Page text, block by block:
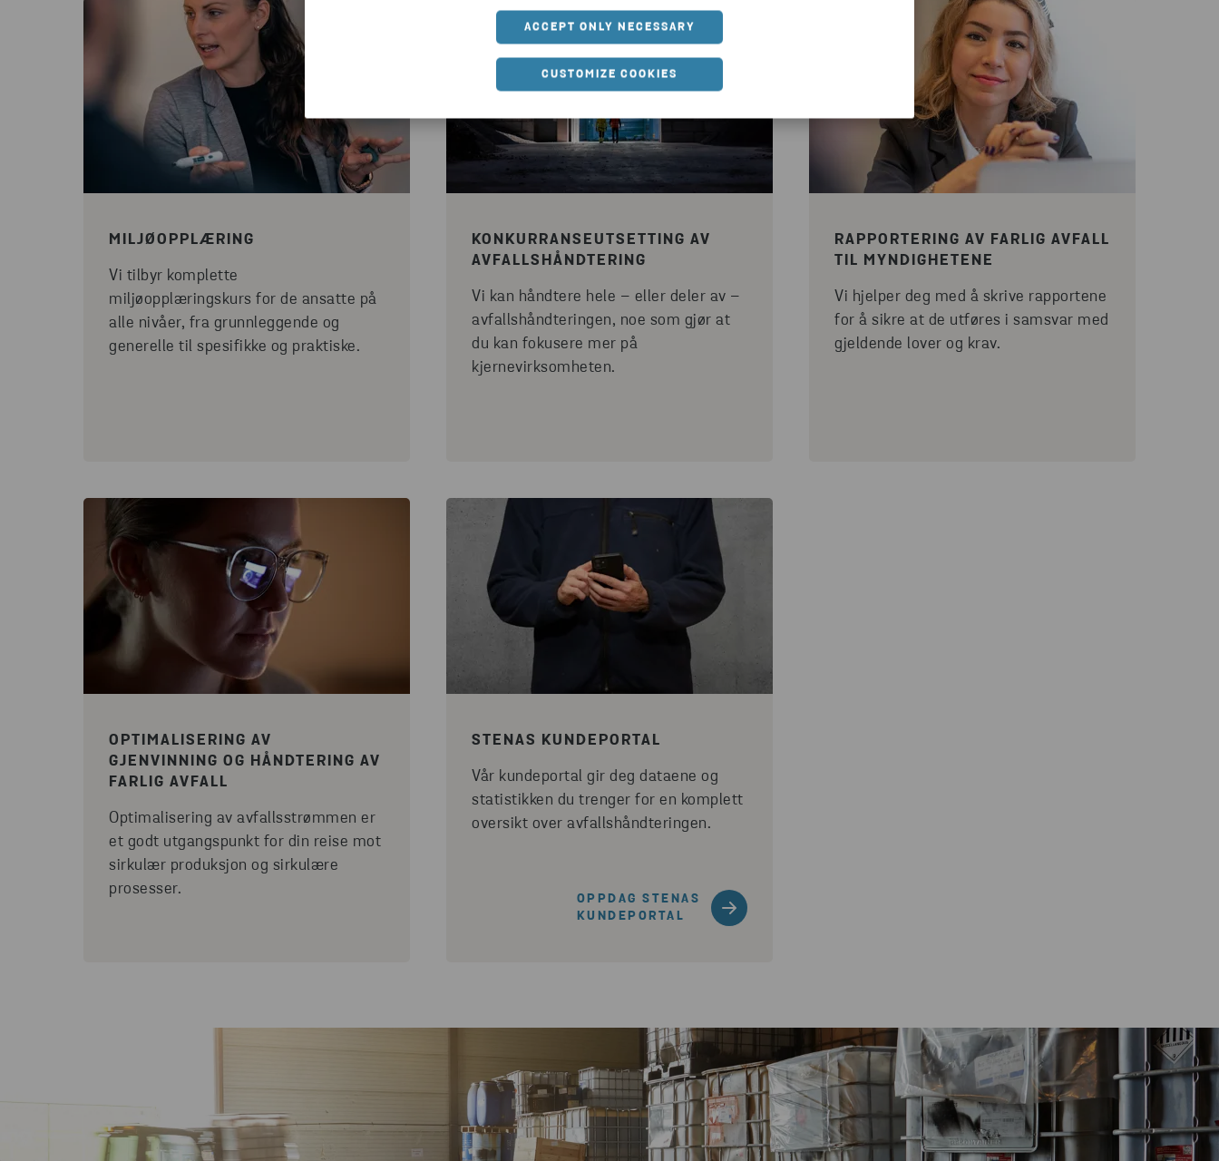
ACCEPT ONLY NECESSARY
CUSTOMIZE COOKIES
MILJØOPPLÆRING
Vi tilbyr komplette
miljøopplæringskurs for de ansatte på
alle nivåer, fra grunnleggende og
generelle til spesifikke og praktiske.
KONKURRANSEUTSETTING AV
AVFALLSHÅNDTERING
Vi kan håndtere hele – eller deler av –
avfallshåndteringen, noe som gjør at
du kan fokusere mer på
kjernevirksomheten.
RAPPORTERING AV FARLIG AVFALL
TIL MYNDIGHETENE
Vi hjelper deg med å skrive rapportene
for å sikre at de utføres i samsvar med
gjeldende lover og krav.
OPTIMALISERING AV
GJENVINNING OG HÅNDTERING AV
FARLIG AVFALL
Optimalisering av avfallsstrømmen er
et godt utgangspunkt for din reise mot
sirkulær produksjon og sirkulære
prosesser.
STENAS KUNDEPORTAL
Vår kundeportal gir deg dataene og
statistikken du trenger for en komplett
oversikt over avfallshåndteringen.
OPPDAG STENAS
KUNDEPORTAL